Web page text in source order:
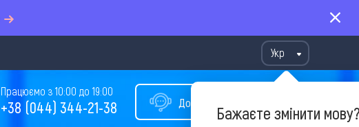
Укр
Бажаєте змінити
Допомога у виборі туру
Працюємо з 10:00 до 19:00
+38 (044) 344-21-38